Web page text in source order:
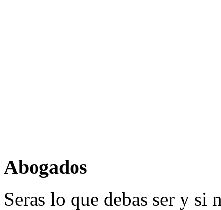
Abogados
Seras lo que debas ser y si